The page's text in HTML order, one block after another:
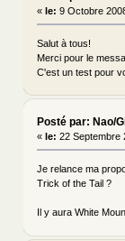
« le: 9 Octobre
Salut à tous!
Merci pour le
C'est un test pour
Posté par: Nao/
« le: 22 Septembre
Je relance ma
Trick of the Tail ?
Il y aura White